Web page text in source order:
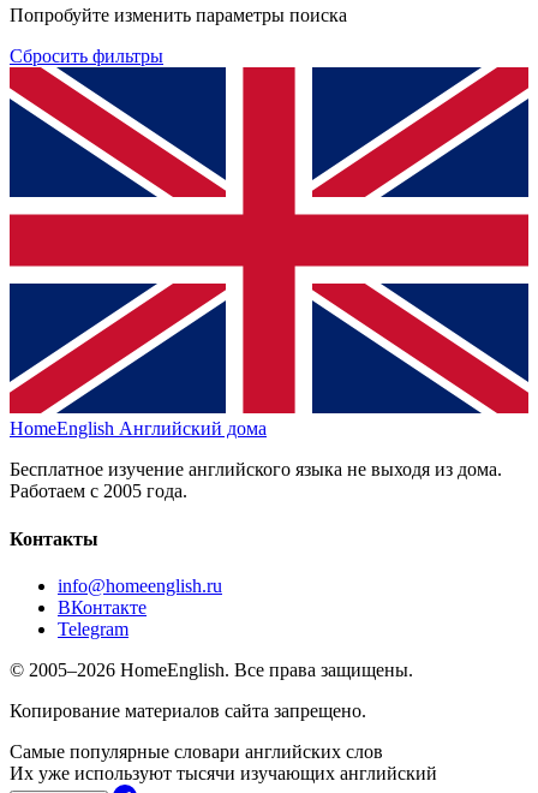
Попробуйте изменить параметры поиска
Сбросить фильтры
HomeEnglish Английский дома
Бесплатное изучение английского языка не выходя из дома.
Работаем с 2005 года.
Контакты
info@homeenglish.ru
ВКонтакте
Telegram
© 2005–2026 HomeEnglish. Все права защищены.
Копирование материалов сайта запрещено.
Самые популярные словари английских слов
Их уже используют тысячи изучающих английский